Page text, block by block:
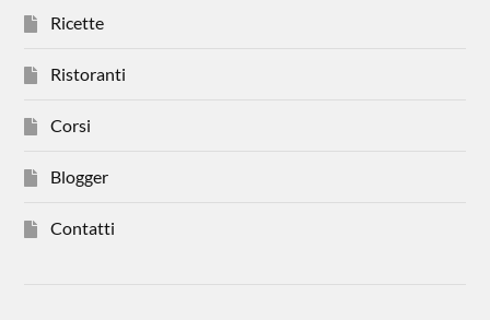
Ricette
Ristoranti
Corsi
Blogger
Contatti